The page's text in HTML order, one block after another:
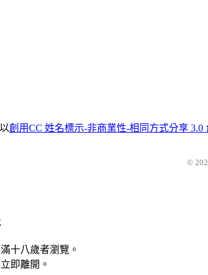
創用CC 姓名標示-非商業性-相同方式分享 3.0
©
十八歲者瀏覽。
即離開。